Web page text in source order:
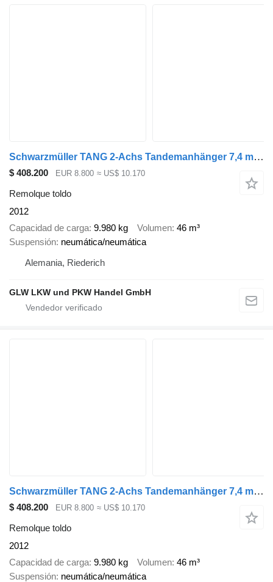
Schwarzmüller TANG 2-Achs Tandemanhänger 7,4 m EDSCHA
$ 408.200 EUR 8.800 ≈ US$ 10.170
Remolque toldo
2012
Capacidad de carga 9.980 kg Volumen 46 m³
Suspensión neumática/neumática
Alemania, Riederich
GLW LKW und PKW Handel GmbH
Schwarzmüller TANG 2-Achs Tandemanhänger 7,4 m EDSCHA
$ 408.200 EUR 8.800 ≈ US$ 10.170
Remolque toldo
2012
Capacidad de carga 9.980 kg Volumen 46 m³
Suspensión neumática/neumática